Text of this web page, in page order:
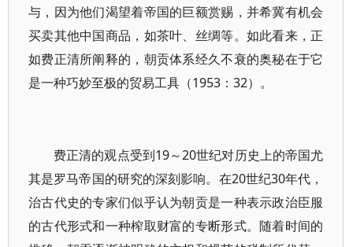
与，因为他们渴望着帝国的巨额赏赐，并希冀有机会
买卖其他中国商品，如茶叶、丝绸等。如此看来，正
如费正清所阐释的，朝贡体系经久不衰的奥秘在于它
是一种巧妙至极的贸易工具（1953：32）。
费正清的观点受到19～20世纪对历史上的帝国尤
其是罗马帝国的研究的深刻影响。在20世纪30年代，
治古代史的专家们似乎认为朝贡是一种表示政治臣服
的古代形式和一种榨取财富的专断形式。随着时间的